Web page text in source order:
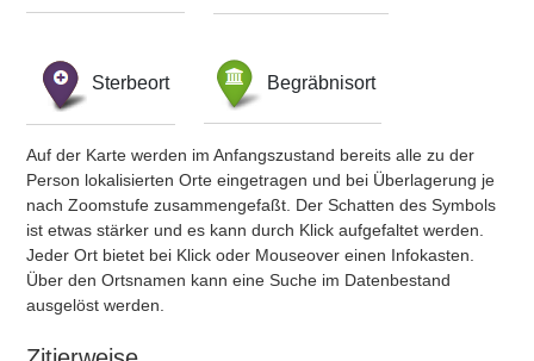
Sterbeort Begräbnisort
Auf der Karte werden im Anfangszustand bereits alle zu der
Person lokalisierten Orte eingetragen und bei Überlagerung je
nach Zoomstufe zusammengefaßt. Der Schatten des Symbols
ist etwas stärker und es kann durch Klick aufgefaltet werden.
Jeder Ort bietet bei Klick oder Mouseover einen Infokasten.
Über den Ortsnamen kann eine Suche im Datenbestand
ausgelöst werden.